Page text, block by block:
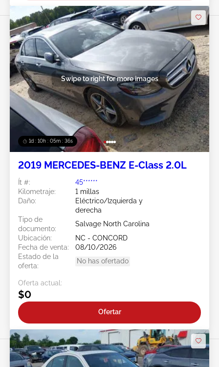
1d : 10h : 05m : 34s
Swipe to right for more images
2019 MERCEDES-BENZ E-Class 2.0L
Ít #:
45******
Kilometraje:
1 millas
Daño:
Eléctrico/Izquierda y
derecha
Tipo de
documento:
Salvage North Carolina
Ubicación:
NC - CONCORD
Fecha de venta:
08/10/2026
Estado de la
oferta:
No has ofertado
Oferta actual:
$0
Ofertar